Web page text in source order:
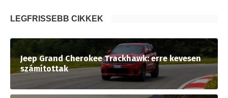
LEGFRISSEBB CIKKEK
Jeep Grand Cherokee Trackhawk: erre kevesen
számítottak